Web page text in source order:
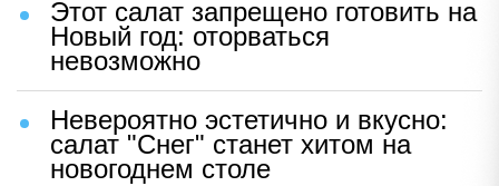
Этот салат запрещено готовить на
Новый год: оторваться
невозможно
Невероятно эстетично и вкусно:
салат "Снег" станет хитом на
новогоднем столе